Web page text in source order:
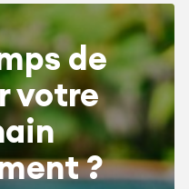
de
votre
?